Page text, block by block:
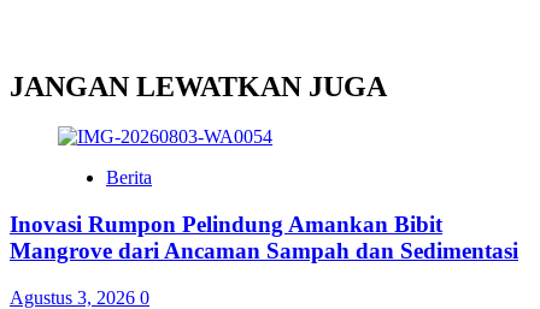
JANGAN LEWATKAN JUGA
Berita
Inovasi Rumpon Pelindung Amankan Bibit
Mangrove dari Ancaman Sampah dan Sedimentasi
Agustus 3, 2026 0